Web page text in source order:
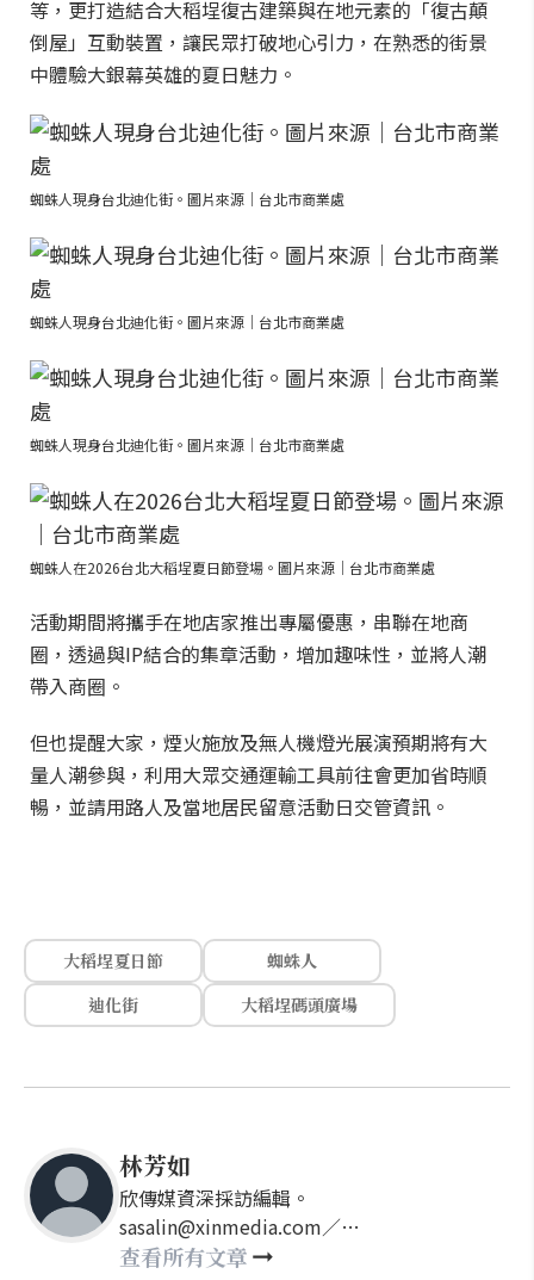
等，更打造結合大稻埕復古建築與在地元素的「復古顛
倒屋」互動裝置，讓民眾打破地心引力，在熟悉的街景
中體驗大銀幕英雄的夏日魅力。
蜘蛛人現身台北迪化街。圖片來源｜台北市商業處
蜘蛛人現身台北迪化街。圖片來源｜台北市商業處
蜘蛛人現身台北迪化街。圖片來源｜台北市商業處
蜘蛛人在2026台北大稻埕夏日節登場。圖片來源｜台北市商業處
活動期間將攜手在地店家推出專屬優惠，串聯在地商
圈，透過與IP結合的集章活動，增加趣味性，並將人潮
帶入商圈。
但也提醒大家，煙火施放及無人機燈光展演預期將有大
量人潮參與，利用大眾交通運輸工具前往會更加省時順
暢，並請用路人及當地居民留意活動日交管資訊。
大稻埕夏日節
蜘蛛人
迪化街
大稻埕碼頭廣場
林芳如
欣傳媒資深採訪編輯。
sasalin@xinmedia.com／
happy21917@gmail.com
查看所有文章